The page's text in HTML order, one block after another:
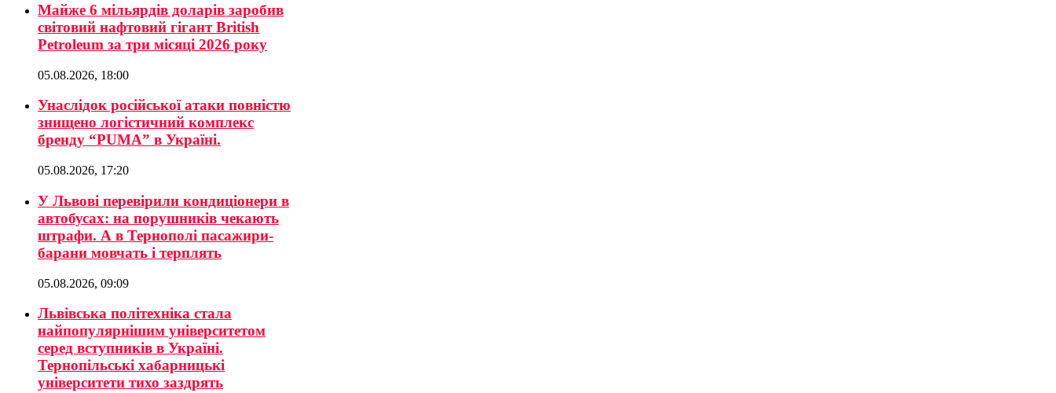
Майже 6 мільярдів доларів заробив
світовий нафтовий гігант British
Petroleum за три місяці 2026 року
05.08.2026, 18:00
Унаслідок російської атаки повністю
знищено логістичний комплекс
бренду “PUMA” в Україні.
05.08.2026, 17:20
У Львові перевірили кондиціонери в
автобусах: на порушників чекають
штрафи. А в Тернополі пасажири-
барани мовчать і терплять
05.08.2026, 09:09
Львівська політехніка стала
найпопулярнішим університетом
серед вступників в Україні.
Тернопільські хабарницькі
університети тихо заздрять